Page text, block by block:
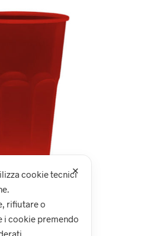
✕
cookie tecnici
rifiutare o
i cookie premendo